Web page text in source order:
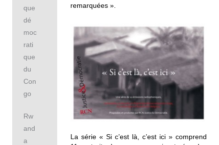
remarquées ».
La série « Si c’est là, c’est ici » comprend
que
dé
moc
rati
que
du
Con
go
Rw
and
a